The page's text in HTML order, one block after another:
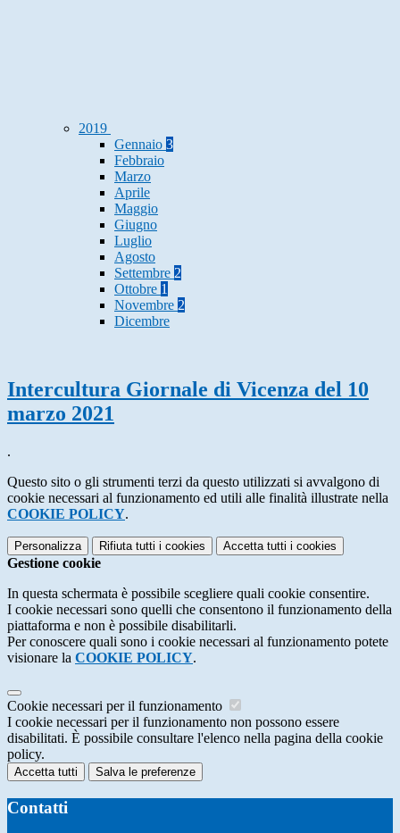
2019
Gennaio 3
Febbraio
Marzo
Aprile
Maggio
Giugno
Luglio
Agosto
Settembre 2
Ottobre 1
Novembre 2
Dicembre
Intercultura Giornale di Vicenza del 10
marzo 2021
.
Questo sito o gli strumenti terzi da questo utilizzati si avvalgono di
cookie necessari al funzionamento ed utili alle finalità illustrate nella
COOKIE POLICY.
Personalizza Rifiuta tutti i cookies Accetta tutti i cookies
Gestione cookie
In questa schermata è possibile scegliere quali cookie consentire.
I cookie necessari sono quelli che consentono il funzionamento della
piattaforma e non è possibile disabilitarli.
Per conoscere quali sono i cookie necessari al funzionamento potete
visionare la COOKIE POLICY.
Cookie necessari per il funzionamento
I cookie necessari per il funzionamento non possono essere
disabilitati. È possibile consultare l'elenco nella pagina della cookie
policy.
Accetta tutti Salva le preferenze
Contatti